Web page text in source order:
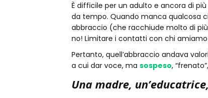
È difficile per un adulto e ancora di
da tempo. Quando manca qualcosa
abbraccio (che racchiude molto di
no! Limitare i contatti con chi
Pertanto, quell’abbraccio andava
a cui dar voce, ma sospeso,
Una madre,